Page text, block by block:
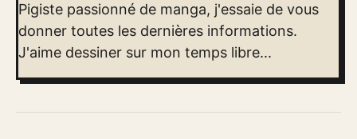
Pigiste passionné de manga, j'essaie de vous
donner toutes les dernières informations.
J'aime dessiner sur mon temps libre...